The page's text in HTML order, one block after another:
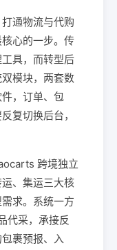
通物流与代购
心的一步。传
具，而转型后
模块，两套数
，订单、包
复切换后台，
跨境独立
、集运三大核
求。系统一方
代采，承接反
裹预报、入